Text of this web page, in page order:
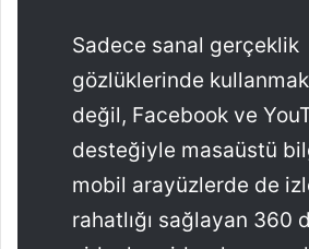
Sadece sanal gerçeklik
gözlüklerinde
değil, Facebook ve
desteğiyle masaüstü
mobil arayüzlerde de
rahatlığı sağlayan 360